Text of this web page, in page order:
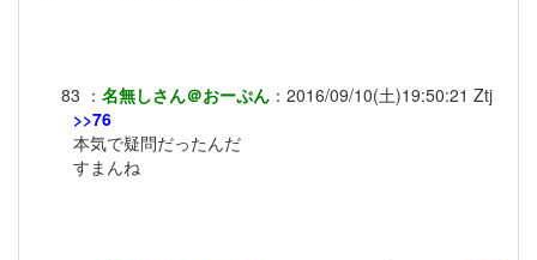
83 ： 名無しさん＠おーぷん ： 2016/09/10(土)19:50:21 Ztj
>>76
本気で疑問だったんだ
すまんね